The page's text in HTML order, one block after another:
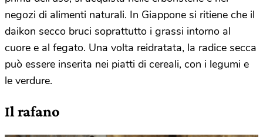
negozi di alimenti naturali. In Giappone si ritiene che il
daikon secco bruci soprattutto i grassi intorno al
cuore e al fegato. Una volta reidratata, la radice secca
può essere inserita nei piatti di cereali, con i legumi e
le verdure.
Il rafano